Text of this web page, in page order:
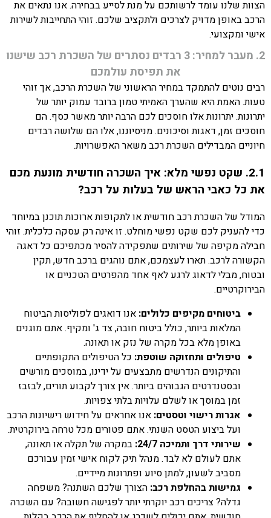
הצוות שלנו עומד לרשותכם על מנת לסייע בבחירה. אנו נתאים את
הרכב באופן מדויק לצרכים ולתקציב שלכם. זוהי התחייבות לשירות
אישי ומקצועי.
2. מעבר למחיר: 3 רבדים נסתרים של השכרת רכב שישנו
את תפיסת עולמכם
רבים נוטים להתמקד במחיר הראשוני של השכרת הרכב, אך זוהי
טעות. האמת היא שהערך האמיתי טמון ברובד עמוק יותר של
יתרונות. יתרונות אלו חוסכים לכם הרבה יותר מאשר כסף. הם
חוסכים זמן, דאגות וסיכונים. מניסיוננו, אלו הם שלושה רבדים
חיוניים המבדילים השכרת רכב משאר האפשרויות.
2.1. שקט נפשי מלא: איך השכרה חודשית מונעת מכם
את כל כאבי הראש של בעלות על רכב?
המודל של השכרת רכב חודשית או לתקופות ארוכות תוכנן במיוחד
כדי להעניק לכם שקט נפשי מוחלט. זו אינה רק עסקה כלכלית. זוהי
חבילה מקיפה של שירותים שתפקידה להסיר מכתפיכם כל דאגה
הקשורה לרכב. תארו לעצמכם, אתם נוהגים ברכב חדש, תקין
ובטוח, מבלי לדאוג לרגע לאף אחד מהפרטים הטכניים או
הבירוקרטיים.
ביטוחים מקיפים כלולים: אנו דואגים לפוליסות הביטוח
המלאות ביותר, כולל ביטוח חובה, צד ג' ומקיף. אתם מוגנים
באופן מלא בכל מקרה של נזק או תאונה.
טיפולים ותחזוקה שוטפת: כל הטיפולים התקופתיים
והתיקונים הנדרשים מתבצעים על ידינו, במוסכים מורשים
ובסטנדרטים הגבוהים ביותר. אין צורך לקבוע תורים, לבזבז
זמן במוסך או לשלם עלויות בלתי צפויות.
אגרות רישוי וטסטים: אנו אחראים על חידוש רישיונות הרכב
ועל ביצוע הטסט השנתי. אתם פטורים מכל טרחה בירוקרטית.
שירותי דרך ותמיכה 24/7:
במקרה של תקלה או תאונה,
אתם לעולם לא לבד. מנהל תיק לקוח אישי זמין עבורכם
מסביב לשעון, למתן סיוע ופתרונות מיידיים.
גמישות בהחלפת רכב: הצורך שלכם השתנה? משפחה
גדלה? צריכים רכב יוקרתי יותר לפגישה חשובה? עם השכרה